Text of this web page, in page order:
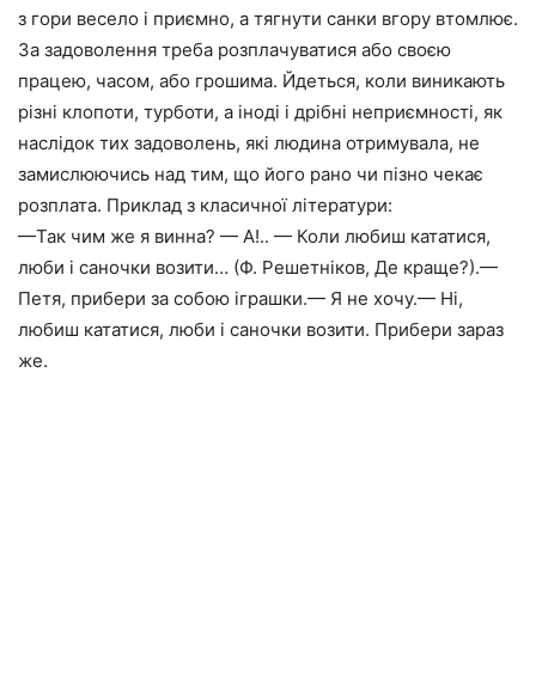
з гори весело і приємно, а тягнути санки вгору втомлює.
За задоволення треба розплачуватися або своєю
працею, часом, або грошима. Йдеться, коли виникають
різні клопоти, турботи, а іноді і дрібні неприємності, як
наслідок тих задоволень, які людина отримувала, не
замислюючись над тим, що його рано чи пізно чекає
розплата. Приклад з класичної літератури:
—Так чим же я винна? — А!.. — Коли любиш кататися,
люби і саночки возити… (Ф. Решетніков, Де краще?).—
Петя, прибери за собою іграшки.— Я не хочу.— Ні,
любиш кататися, люби і саночки возити. Прибери зараз
же.